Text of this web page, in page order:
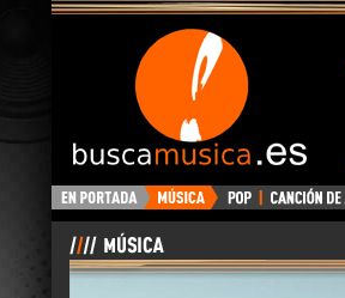
BuscaMusica.es